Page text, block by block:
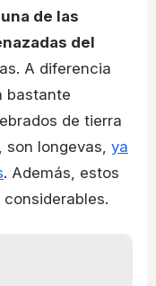
una de las
del
A diferencia
bastante
de tierra
longevas, ya
. Además, estos